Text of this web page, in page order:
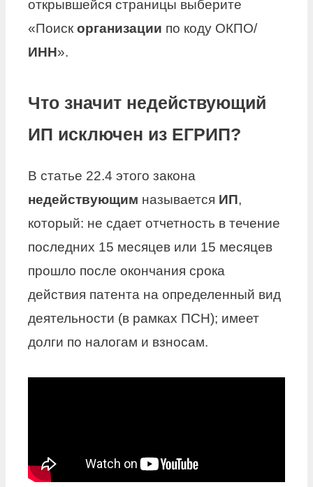
открывшейся страницы выберите
«Поискорганизации по коду ОКПО/
ИНН».
Что значит недействующий
ИП исключен из ЕГРИП?
В статье 22.4 этого закона
недействующим называется ИП,
который: не сдает отчетность в течение
последних 15 месяцев или 15 месяцев
прошло после окончания срока
действия патента на определенный вид
деятельности (в рамках ПСН); имеет
долги по налогам и взносам.